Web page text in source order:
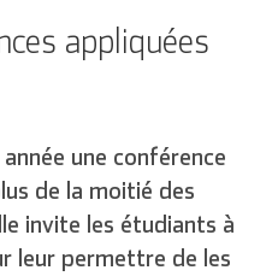
appliquées
une conférence
de la moitié des
invite les étudiants à
leur permettre de les